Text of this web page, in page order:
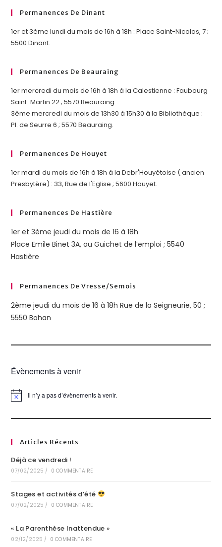
Permanences De Dinant
1er et 3ème lundi du mois de 16h à 18h : Place Saint-Nicolas, 7 ;
5500 Dinant.
Permanences De Beauraing
1er mercredi du mois de 16h à 18h à la Calestienne : Faubourg
Saint-Martin 22 ; 5570 Beauraing.
3ème mercredi du mois de 13h30 à 15h30 à la Bibliothèque :
Pl. de Seurre 6 ; 5570 Beauraing.
Permanences De Houyet
1er mardi du mois de 16h à 18h à la Debr'Houyétoise ( ancien
Presbytère) : 33, Rue de l'Eglise ; 5600 Houyet.
Permanences De Hastière
1er et 3ème jeudi du mois de 16 à 18h
Place Emile Binet 3A, au Guichet de l’emploi ; 5540
Hastière
Permanences De Vresse/semois
2ème jeudi du mois de 16 à 18h Rue de la Seigneurie, 50 ;
5550 Bohan
Évènements à venir
N
e
Il n’y a pas d’évènements à venir.
Articles Récents
Déjà ce vendredi !
07/02/2025 / 0 COMMENTAIRE
Stages et activités d’été
07/02/2025 / 0 COMMENTAIRE
« La Parenthèse Inattendue »
02/12/2025 / 0 COMMENTAIRE